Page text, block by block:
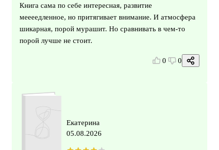
Книга сама по себе интересная, развитие
меееедленное, но притягивает внимание. И атмосфера
шикарная, порой мурашит. Но сравнивать в чем-то
порой лучше не стоит.
0 0
Екатерина
05.08.2026